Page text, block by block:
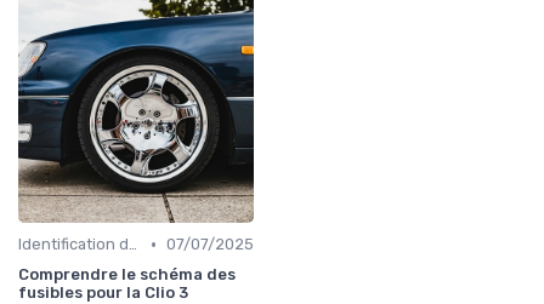
Identification de la Pièce Nécessaire • 07/07/2025
Comprendre le schéma des
fusibles pour la Clio 3